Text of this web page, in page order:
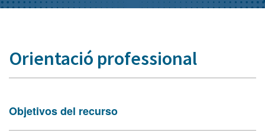
Orientació professional
Objetivos del recurso